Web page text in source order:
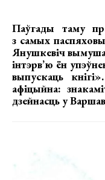
Паўгады таму
з самых
Янушкевіч
інтэрв’ю ён
выпускаць
афіцыйна:
дзейнасць у